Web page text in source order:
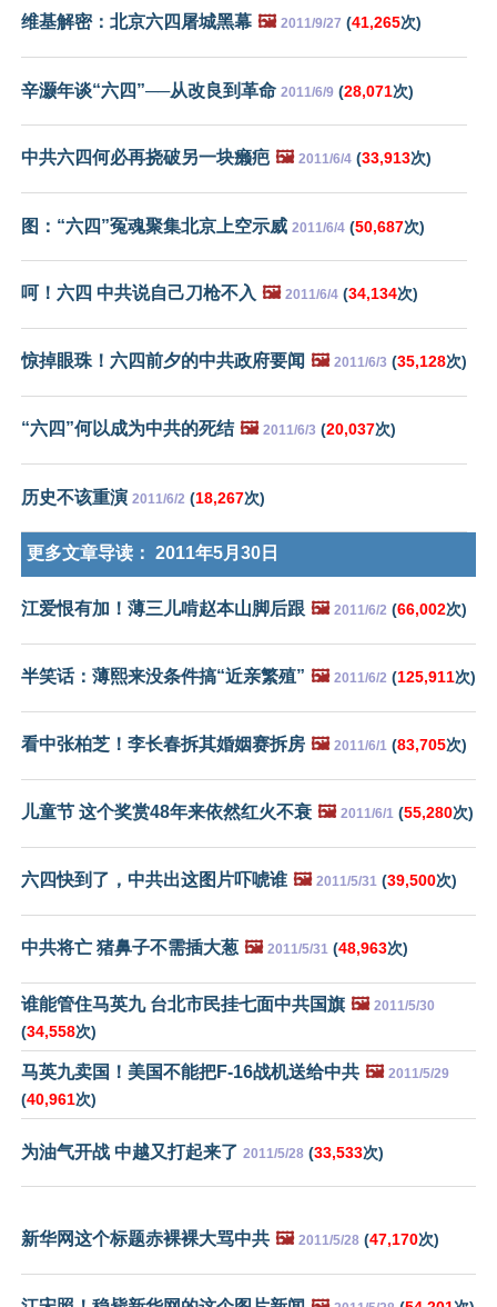
维基解密：北京六四屠城黑幕 🖼️ 2011/9/27 (41,265次)
辛灏年谈“六四”──从改良到革命 2011/6/9 (28,071次)
中共六四何必再挠破另一块癞疤 🖼️ 2011/6/4 (33,913次)
图：“六四”冤魂聚集北京上空示威 2011/6/4 (50,687次)
呵！六四 中共说自己刀枪不入 🖼️ 2011/6/4 (34,134次)
惊掉眼珠！六四前夕的中共政府要闻 🖼️ 2011/6/3 (35,128次)
“六四”何以成为中共的死结 🖼️ 2011/6/3 (20,037次)
历史不该重演 2011/6/2 (18,267次)
更多文章导读： 2011年5月30日
江爱恨有加！薄三儿啃赵本山脚后跟 🖼️ 2011/6/2 (66,002次)
半笑话：薄熙来没条件搞“近亲繁殖” 🖼️ 2011/6/2 (125,911次)
看中张柏芝！李长春拆其婚姻赛拆房 🖼️ 2011/6/1 (83,705次)
儿童节 这个奖赏48年来依然红火不衰 🖼️ 2011/6/1 (55,280次)
六四快到了，中共出这图片吓唬谁 🖼️ 2011/5/31 (39,500次)
中共将亡 猪鼻子不需插大葱 🖼️ 2011/5/31 (48,963次)
谁能管住马英九 台北市民挂七面中共国旗 🖼️ 2011/5/30
(34,558次)
马英九卖国！美国不能把F-16战机送给中共 🖼️ 2011/5/29
(40,961次)
为油气开战 中越又打起来了 2011/5/28 (33,533次)
新华网这个标题赤裸裸大骂中共 🖼️ 2011/5/28 (47,170次)